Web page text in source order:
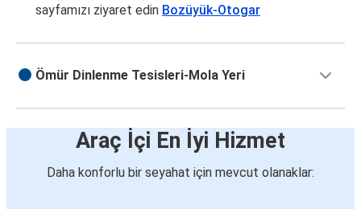
sayfamızı ziyaret edin Bozüyük-Otogar
Ömür Dinlenme Tesisleri-Mola Yeri
Araç İçi En İyi Hizmet
Daha konforlu bir seyahat için mevcut olanaklar: